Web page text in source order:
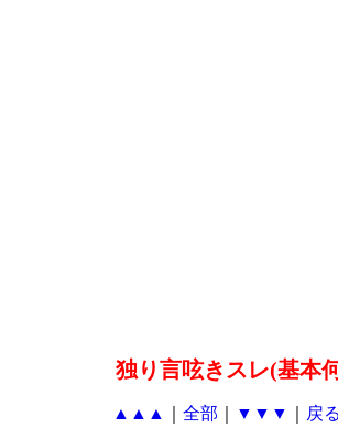
独り言呟きスレ(基本
▲▲▲ 全部 ▼▼▼
戻る